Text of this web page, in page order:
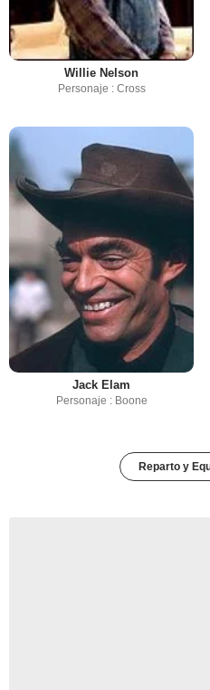
Willie Nelson
Personaje : Cross
Jack Elam
Personaje : Boone
Reparto y